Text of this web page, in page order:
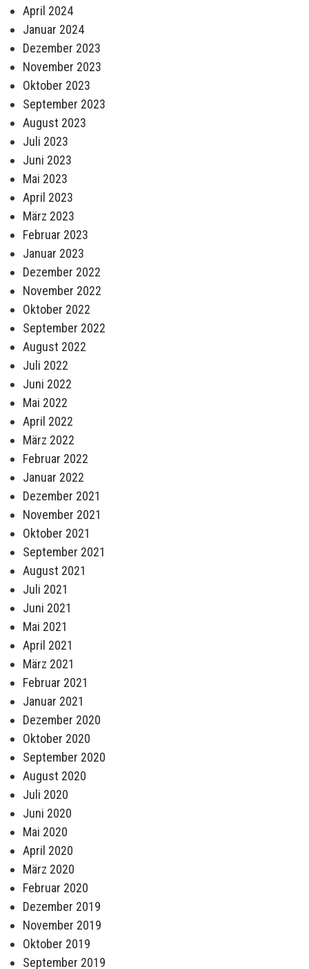
April 2024
Januar 2024
Dezember 2023
November 2023
Oktober 2023
September 2023
August 2023
Juli 2023
Juni 2023
Mai 2023
April 2023
März 2023
Februar 2023
Januar 2023
Dezember 2022
November 2022
Oktober 2022
September 2022
August 2022
Juli 2022
Juni 2022
Mai 2022
April 2022
März 2022
Februar 2022
Januar 2022
Dezember 2021
November 2021
Oktober 2021
September 2021
August 2021
Juli 2021
Juni 2021
Mai 2021
April 2021
März 2021
Februar 2021
Januar 2021
Dezember 2020
Oktober 2020
September 2020
August 2020
Juli 2020
Juni 2020
Mai 2020
April 2020
März 2020
Februar 2020
Dezember 2019
November 2019
Oktober 2019
September 2019